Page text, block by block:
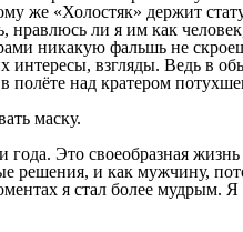
«Холостяк» держит
нравлюсь ли я им как
никакую фальшь не
интересы, взгляды. Ведь в
над кратером
маску.
Это своеобразная
и как мужчину,
я стал более мудрым.